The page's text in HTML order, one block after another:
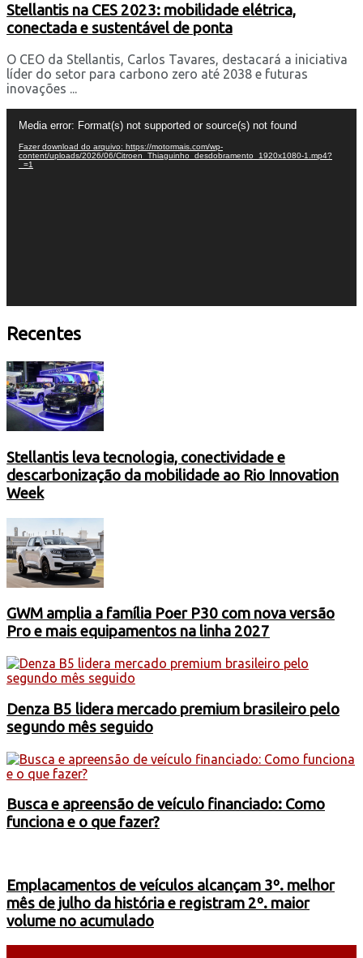
Stellantis na CES 2023: mobilidade elétrica,
conectada e sustentável de ponta
O CEO da Stellantis, Carlos Tavares, destacará a iniciativa
líder do setor para carbono zero até 2038 e futuras
inovações ...
de
vídeo
Media error: Format(s) not supported or source(s) not found
Fazer download do arquivo: https://motormais.com/wp-
content/uploads/2026/06/Citroen_Thiaguinho_desdobramento_1920x1080-1.mp4?
_=1
Recentes
Stellantis leva tecnologia, conectividade e
descarbonização da mobilidade ao Rio Innovation
Week
GWM amplia a família Poer P30 com nova versão
Pro e mais equipamentos na linha 2027
Denza B5 lidera mercado premium brasileiro pelo
segundo mês seguido
Busca e apreensão de veículo financiado: Como
funciona e o que fazer?
Emplacamentos de veículos alcançam 3º. melhor
mês de julho da história e registram 2º. maior
volume no acumulado